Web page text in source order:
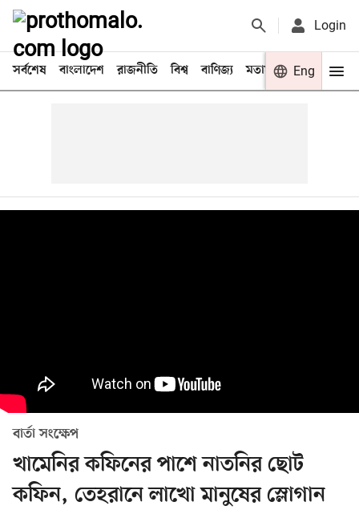
Login
সর্বশেষ বাংলাদেশ রাজনীতি বিশ্ব বাণিজ্য মতামত খেলা
Eng
বার্তা সংক্ষেপ
খামেনির কফিনের পাশে নাতনির ছোট
কফিন, তেহরানে লাখো মানুষের স্লোগান